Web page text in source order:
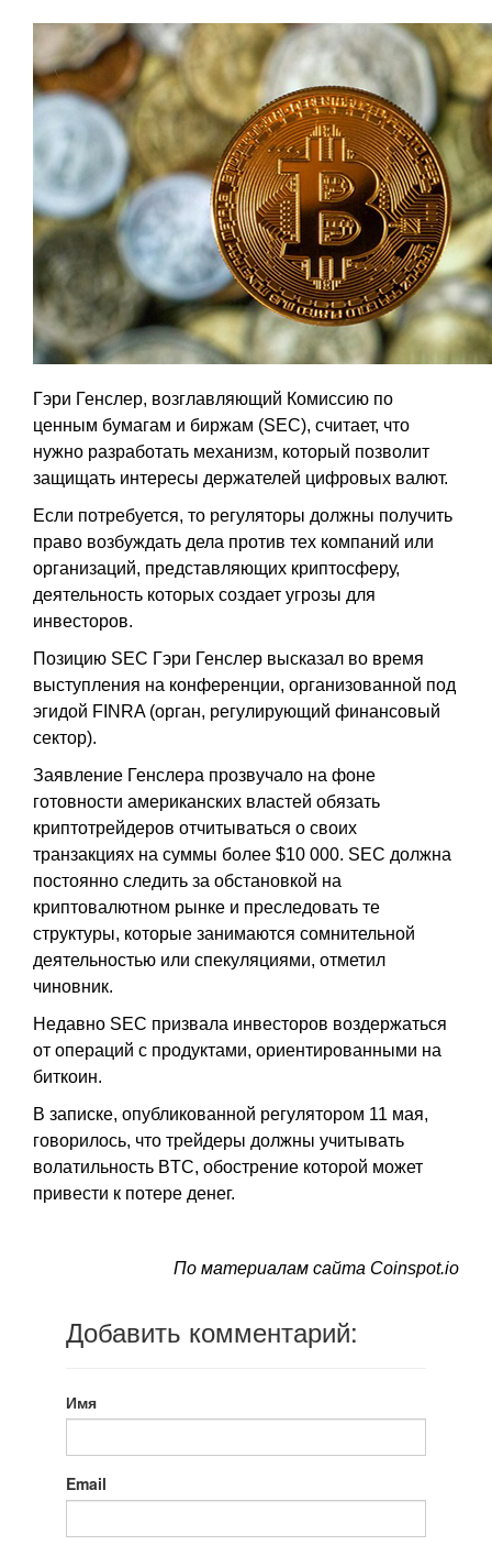
Гэри Генслер, возглавляющий Комиссию по
ценным бумагам и биржам (SEC), считает, что
нужно разработать механизм, который позволит
защищать интересы держателей цифровых валют.
Если потребуется, то регуляторы должны получить
право возбуждать дела против тех компаний или
организаций, представляющих криптосферу,
деятельность которых создает угрозы для
инвесторов.
Позицию SEC Гэри Генслер высказал во время
выступления на конференции, организованной под
эгидой FINRA (орган, регулирующий финансовый
сектор).
Заявление Генслера прозвучало на фоне
готовности американских властей обязать
криптотрейдеров отчитываться о своих
транзакциях на суммы более $10 000. SEC должна
постоянно следить за обстановкой на
криптовалютном рынке и преследовать те
структуры, которые занимаются сомнительной
деятельностью или спекуляциями, отметил
чиновник.
Недавно SEC призвала инвесторов воздержаться
от операций с продуктами, ориентированными на
биткоин.
В записке, опубликованной регулятором 11 мая,
говорилось, что трейдеры должны учитывать
волатильность BTC, обострение которой может
привести к потере денег.
По материалам сайта Coinspot.io
Добавить комментарий:
Имя
Email